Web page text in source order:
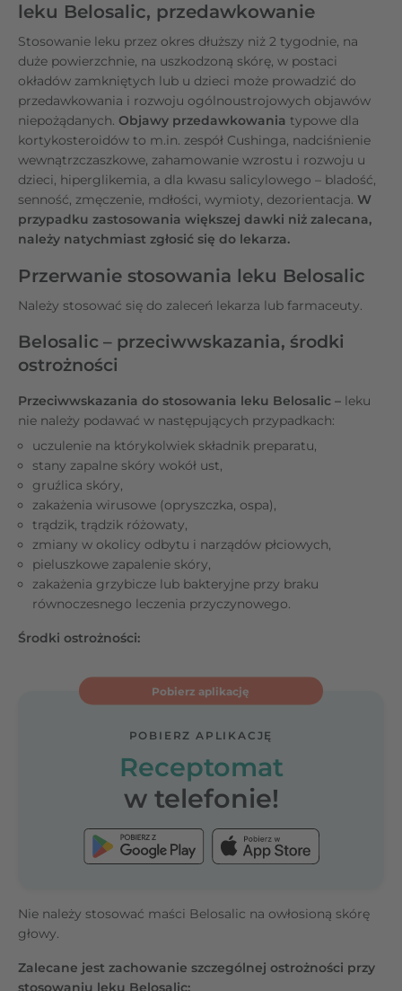
leku Belosalic, przedawkowanie
Stosowanie leku przez okres dłuższy niż 2 tygodnie, na
duże powierzchnie, na uszkodzoną skórę, w postaci
okładów zamkniętych lub u dzieci może prowadzić do
przedawkowania i rozwoju ogólnoustrojowych objawów
niepożądanych. Objawy przedawkowania typowe dla
kortykosteroidów to m.in. zespół Cushinga, nadciśnienie
wewnątrzczaszkowe, zahamowanie wzrostu i rozwoju u
dzieci, hiperglikemia, a dla kwasu salicylowego – bladość,
senność, zmęczenie, mdłości, wymioty, dezorientacja. W
przypadku zastosowania większej dawki niż zalecana,
należy natychmiast zgłosić się do lekarza.
Przerwanie stosowania leku Belosalic
Należy stosować się do zaleceń lekarza lub farmaceuty.
Belosalic – przeciwwskazania, środki
ostrożności
Przeciwwskazania do stosowania leku Belosalic – leku
nie należy podawać w następujących przypadkach:
uczulenie na którykolwiek składnik preparatu,
stany zapalne skóry wokół ust,
gruźlica skóry,
zakażenia wirusowe (opryszczka, ospa),
trądzik, trądzik różowaty,
zmiany w okolicy odbytu i narządów płciowych,
pieluszkowe zapalenie skóry,
zakażenia grzybicze lub bakteryjne przy braku
równoczesnego leczenia przyczynowego.
Środki ostrożności:
Pobierz aplikację
POBIERZ APLIKACJĘ
Receptomat
w telefonie!
Nie należy stosować maści Belosalic na owłosioną skórę
głowy.
Zalecane jest zachowanie szczególnej ostrożności przy
stosowaniu leku Belosalic: